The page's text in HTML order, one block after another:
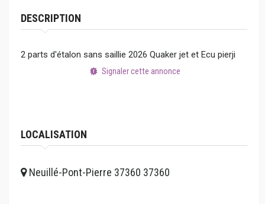
DESCRIPTION
2 parts d'étalon sans saillie 2026 Quaker jet et Ecu pierji
Signaler cette annonce
LOCALISATION
Neuillé-Pont-Pierre 37360 37360